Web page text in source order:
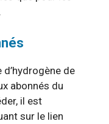
de
abonnés du
il est
sur le lien